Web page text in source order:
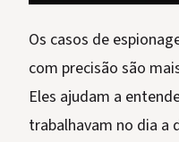
Os casos de
com precisão são
Eles ajudam a
trabalhavam no dia a